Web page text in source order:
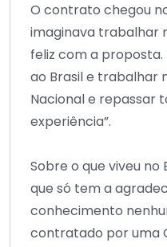
O contrato chegou
imaginava trabalhar
feliz com a
ao Brasil e trabalhar
Nacional e repassar
experiência”.
Sobre o que viveu no
que só tem a
conhecimento
contratado por uma